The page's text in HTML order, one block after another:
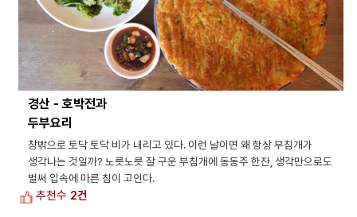
경산 - 호박전과
두부요리
창밖으로 토닥 토닥 비가 내리고 있다. 이런 날이면 왜 항상 부침개가
생각나는 것일까? 노릇노릇 잘 구운 부침개에 동동주 한잔, 생각만으로도
벌써 입속에 마른 침이 고인다.
추천수 2건